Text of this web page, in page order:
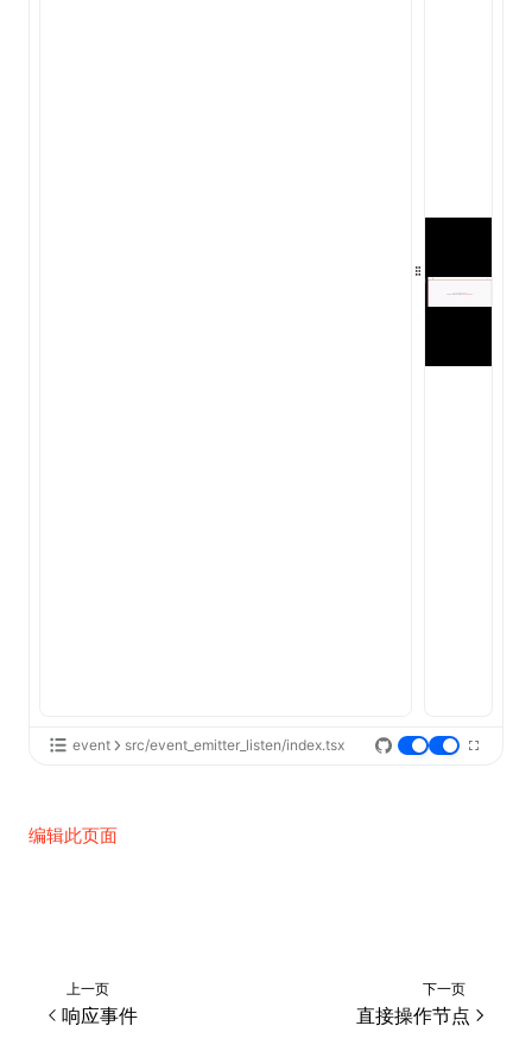
event src/event_emitter_listen/index.tsx
编辑此页面
上一页
响应事件
下一页
直接操作节点